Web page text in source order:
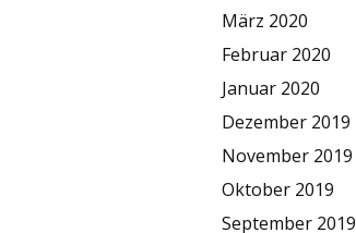
März 2020
Februar 2020
Januar 2020
Dezember 2019
November 2019
Oktober 2019
September 2019